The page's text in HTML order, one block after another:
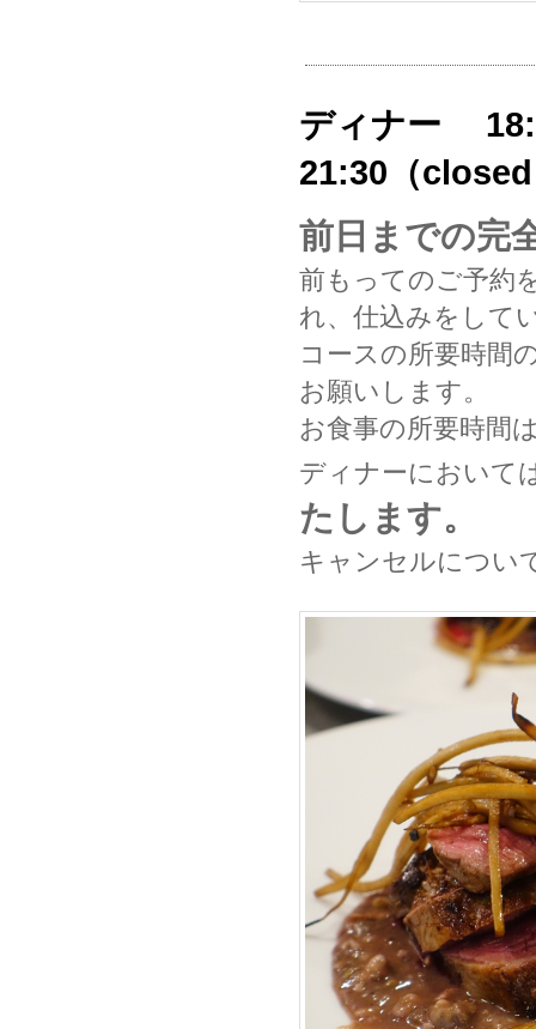
ディナー
21:30（
前日までの完
前もってのご予約
れ、仕込みをして
コースの所要時間
お願いします。
お食事の所要時間
ディナーにおいて
たします。
キャンセルについ